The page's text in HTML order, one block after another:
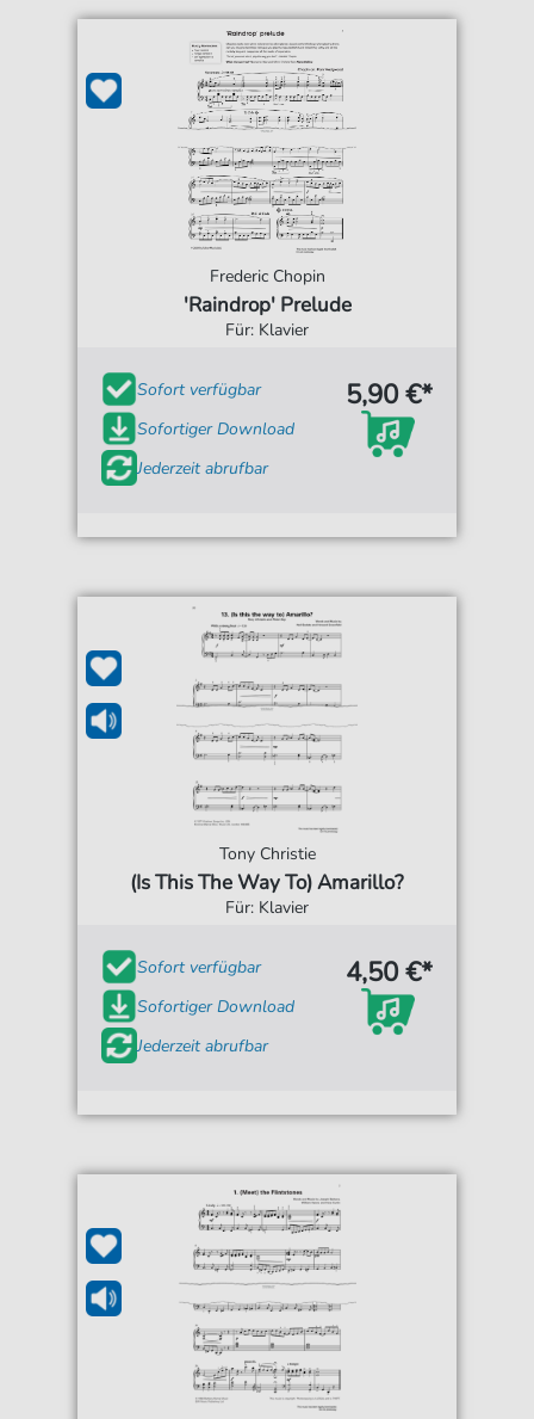
Frederic Chopin
'Raindrop' Prelude
Für: Klavier
Sofort verfügbar
Sofortiger Download
Jederzeit abrufbar
5,90 €*
Tony Christie
(Is This The Way To) Amarillo?
Für: Klavier
Sofort verfügbar
Sofortiger Download
Jederzeit abrufbar
4,50 €*